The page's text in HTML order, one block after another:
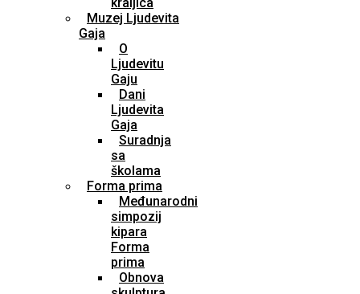
Muzej Ljudevita
Gaja
O
Ljudevitu
Gaju
Dani
Ljudevita
Gaja
Suradnja
sa
školama
Forma prima
Međunarodni
simpozij
kipara
Forma
prima
Obnova